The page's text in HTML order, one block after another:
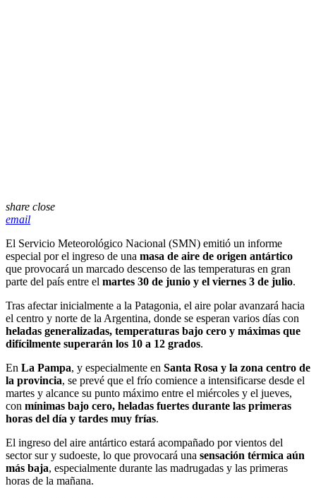
share close
email
El Servicio Meteorológico Nacional (SMN) emitió un informe
especial por el ingreso de una masa de aire de origen antártico
que provocará un marcado descenso de las temperaturas en gran
parte del país entre el martes 30 de junio y el viernes 3 de julio.
Tras afectar inicialmente a la Patagonia, el aire polar avanzará hacia
el centro y norte de la Argentina, donde se esperan varios días con
heladas generalizadas, temperaturas bajo cero y máximas que
difícilmente superarán los 10 a 12 grados.
En La Pampa, y especialmente en Santa Rosa y la zona centro de
la provincia, se prevé que el frío comience a intensificarse desde el
martes y alcance su punto máximo entre el miércoles y el jueves,
con mínimas bajo cero, heladas fuertes durante las primeras
horas del día y tardes muy frías.
El ingreso del aire antártico estará acompañado por vientos del
sector sur y sudoeste, lo que provocará una sensación térmica aún
más baja, especialmente durante las madrugadas y las primeras
horas de la mañana.